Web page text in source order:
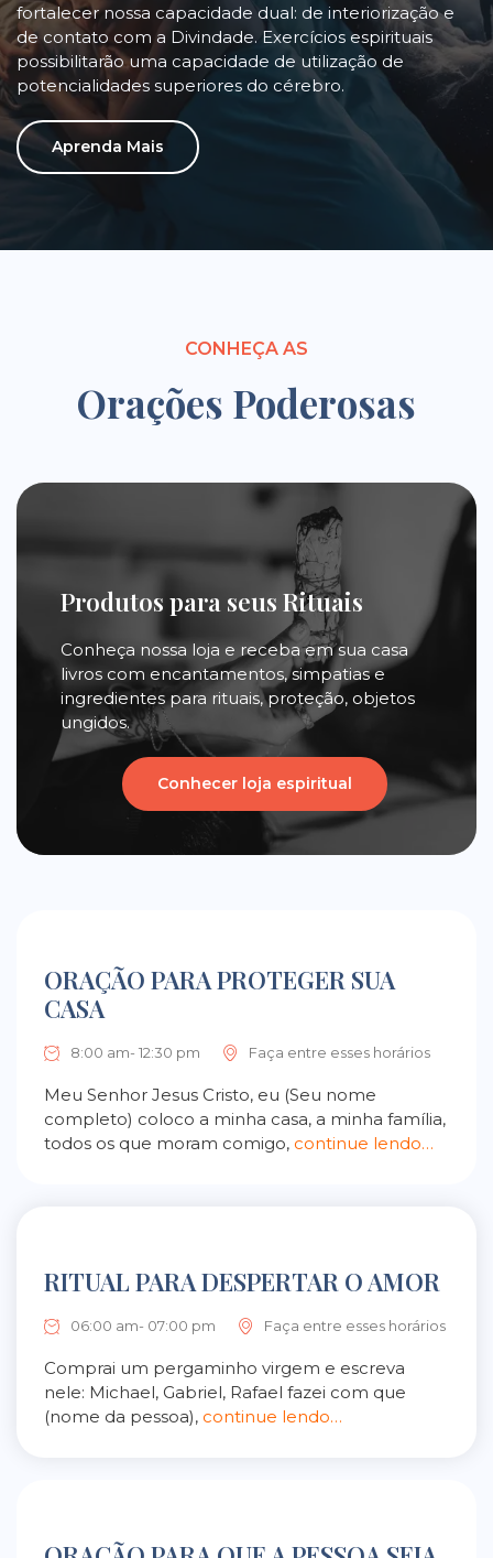
fortalecer nossa capacidade dual: de interiorização e
de contato com a Divindade. Exercícios espirituais
possibilitarão uma capacidade de utilização de
potencialidades superiores do cérebro.
Aprenda Mais
CONHEÇA AS
Orações Poderosas
Produtos para seus Rituais
Conheça nossa loja e receba em sua casa
livros com encantamentos, simpatias e
ingredientes para rituais, proteção, objetos
ungidos.
Conhecer loja espiritual
ORAÇÃO PARA PROTEGER SUA
CASA
8:00 am- 12:30 pm Faça entre esses horários
Meu Senhor Jesus Cristo, eu (Seu nome
completo) coloco a minha casa, a minha família,
todos os que moram comigo, continue lendo…
RITUAL PARA DESPERTAR O AMOR
06:00 am- 07:00 pm Faça entre esses horários
Comprai um pergaminho virgem e escreva
nele: Michael, Gabriel, Rafael fazei com que
(nome da pessoa), continue lendo…